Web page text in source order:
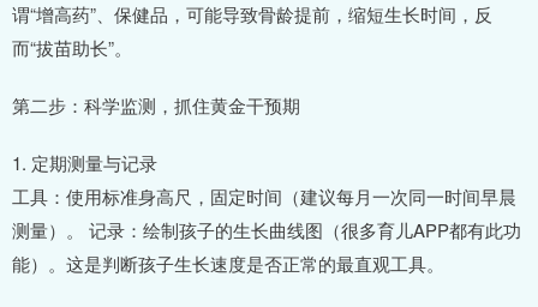
谓“增高药”、保健品，可能导致骨龄提前，缩短生长时间，反
而“拔苗助长”。
第二步：科学监测，抓住黄金干预期
1. 定期测量与记录
工具：使用标准身高尺，固定时间（建议每月一次同一时间早晨
测量）。 记录：绘制孩子的生长曲线图（很多育儿APP都有此功
能）。这是判断孩子生长速度是否正常的最直观工具。